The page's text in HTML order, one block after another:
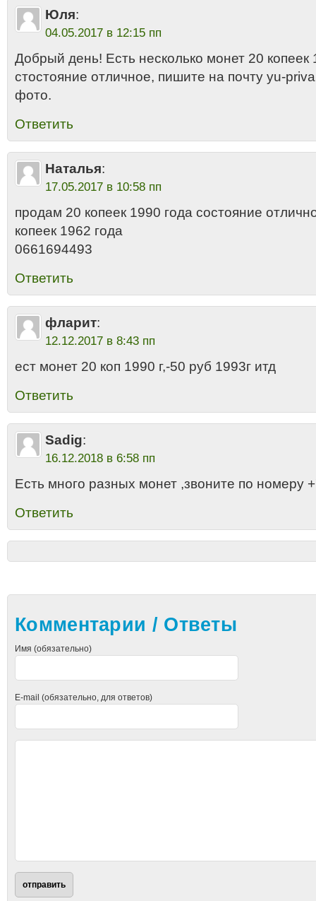
Юля:
04.05.2017 в 12:15 пп
Добрый день! Есть несколько монет 20 копеек
стостояние отличное, пишите на почту yu-
фото.
Ответить
Наталья:
17.05.2017 в 10:58 пп
продам 20 копеек 1990 года состояние
копеек 1962 года
0661694493
Ответить
фларит:
12.12.2017 в 8:43 пп
ест монет 20 коп 1990 г,-50 руб 1993г итд
Ответить
Sadig:
16.12.2018 в 6:58 пп
Есть много разных монет ,звоните по номеру
Ответить
Комментарии / Ответы
Имя (обязательно)
E-mail (обязательно, для ответов)